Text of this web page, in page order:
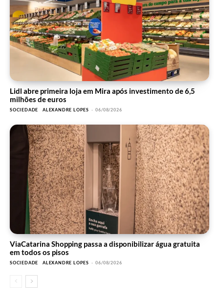
Lidl abre primeira loja em Mira após investimento de 6,5
milhões de euros
SOCIEDADE ALEXANDRE LOPES - 06/08/2026
ViaCatarina Shopping passa a disponibilizar água gratuita
em todos os pisos
SOCIEDADE ALEXANDRE LOPES - 06/08/2026